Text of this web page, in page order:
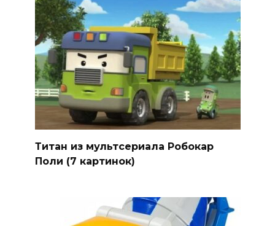
Титан из мультсериала Робокар
Поли (7 картинок)